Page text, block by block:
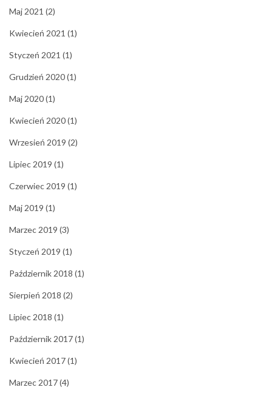
Maj 2021 (2)
Kwiecień 2021 (1)
Styczeń 2021 (1)
Grudzień 2020(1)
Maj 2020(1)
Kwiecień 2020(1)
Wrzesień 2019 (2)
Lipiec 2019 (1)
Czerwiec 2019 (1)
Maj 2019 (1)
Marzec 2019 (3)
Styczeń 2019 (1)
Październik 2018 (1)
Sierpień 2018 (2)
Lipiec 2018 (1)
Październik 2017(1)
Kwiecień 2017(1)
Marzec 2017(4)